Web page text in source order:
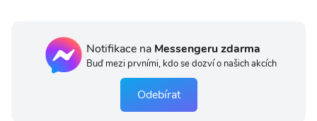
Notifikace na Messengeru zdarma
Buď mezi prvními, kdo se dozví o našich akcích
Odebírat